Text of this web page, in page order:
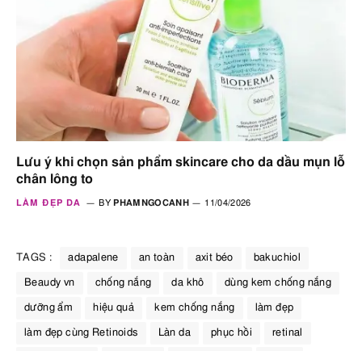
Lưu ý khi chọn sản phẩm skincare cho da dầu mụn lỗ
chân lông to
LÀM ĐẸP DA BY PHAMNGOCANH 11/04/2026
TAGS : adapalene an toàn axit béo bakuchiol
Beaudy vn chống nắng da khô dùng kem chống nắng
dưỡng ẩm hiệu quả kem chống nắng làm đẹp
làm đẹp cùng Retinoids Làn da phục hồi retinal